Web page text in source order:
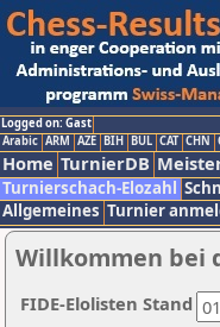
Logged on: Gast
Arabic ARM AZE BIH BUL CAT CHN
Home TurnierDB
Turnierschach-Elozahl
Allgemeines Turnier
Willkommen bei
FIDE-Elolisten Stand